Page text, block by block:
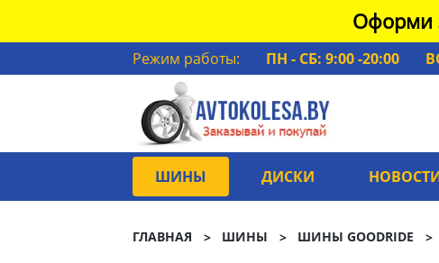
Оформи
Режим работы: ПН - СБ: 9:00 -20:00
ШИНЫ ДИСКИ
ГЛАВНАЯ ШИНЫ ШИНЫ GOODRIDE